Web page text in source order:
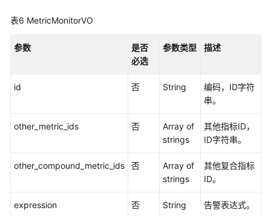
议
区
系
表6 MetricMonitorVO
参数
是否
必选
参数类型 描述
id 否 String
编码，ID字符
串。
other_metric_ids 否
Array of
strings
其他指标ID，
ID字符串。
other_compound_metric_ids 否
Array of
strings
其他复合指标
ID。
expression 否 String 告警表达式。